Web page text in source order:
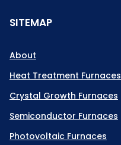
SITEMAP
About
Heat Treatment Furnaces
Crystal Growth Furnaces
Semiconductor Furnaces
Photovoltaic Furnaces